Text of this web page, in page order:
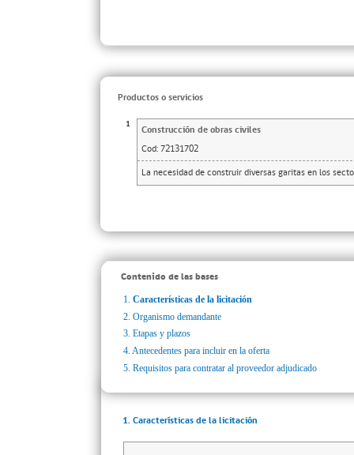
Productos o servicios
1
Construcción de obras civiles
Cod: 72131702
La necesidad de construir diversas garitas en los
Contenido de las bases
1. Características de la licitación
2. Organismo demandante
3. Etapas y plazos
4. Antecedentes para incluir en la oferta
5. Requisitos para contratar al proveedor adjudicado
1. Características de la licitación